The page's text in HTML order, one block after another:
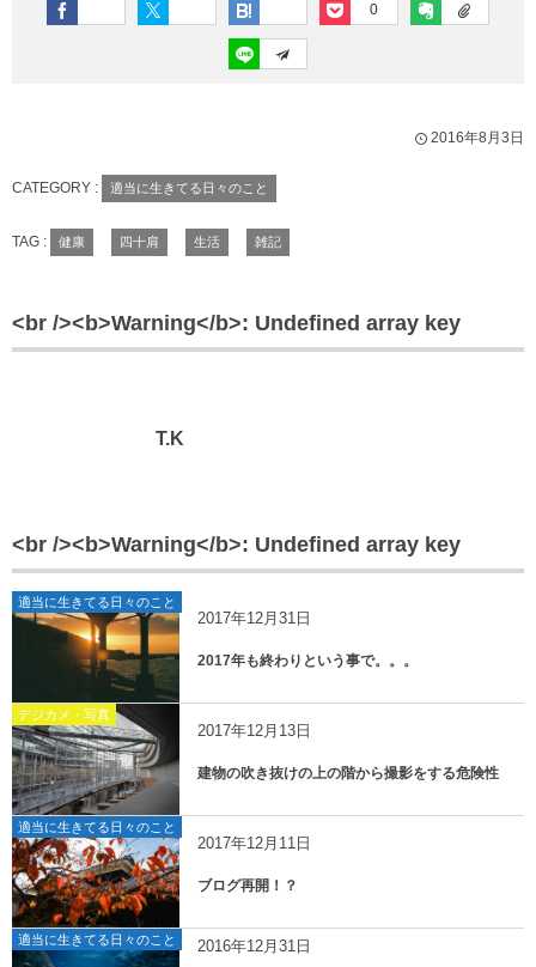
0
2016年8月3日
CATEGORY : 適当に生きてる日々のこと
TAG : 健康 四十肩 生活 雑記
<br /><b>Warning</b>: Undefined array key
T.K
<br /><b>Warning</b>: Undefined array key
適当に生きてる日々のこと
2017年12月31日
2017年も終わりという事で。。。
デジカメ・写真
2017年12月13日
建物の吹き抜けの上の階から撮影をする危険性
適当に生きてる日々のこと
2017年12月11日
ブログ再開！？
適当に生きてる日々のこと 2016年12月31日